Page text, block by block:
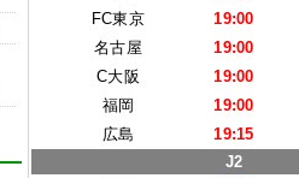
FC東京
19:00
名古屋
19:00
C大阪
19:00
福岡
19:00
広島
19:15
J2